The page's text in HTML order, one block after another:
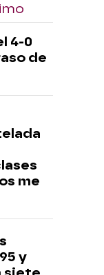
4-0
de
me
y